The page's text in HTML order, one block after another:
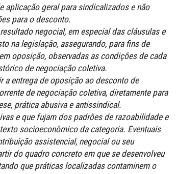
aplicação geral para sindicalizados e não
para o desconto.
negocial, em especial das cláusulas e
na legislação, assegurando, para fins de
oposição, observadas as condições de cada
de negociação coletiva.
a entrega de oposição ao desconto de
de negociação coletiva, diretamente para
prática abusiva e antissindical.
e que fujam dos padrões de razoabilidade e
socioeconômico da categoria. Eventuais
assistencial, negocial ou seu
do quadro concreto em que se desenvolveu
que práticas localizadas contaminem o